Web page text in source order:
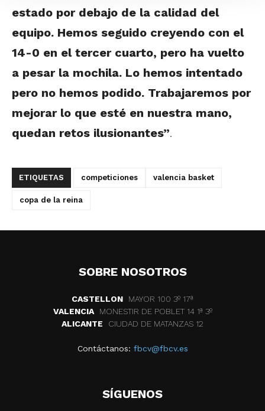
estado por debajo de la calidad del
equipo. Hemos seguido creyendo con el
14-0 en el tercer cuarto, pero ha vuelto
a pesar la mochila. Lo hemos intentado
pero no hemos podido. Trabajaremos por
mejorar lo que esté en nuestra mano,
quedan retos ilusionantes”.
ETIQUETAS competiciones valencia basket
copa de la reina
SOBRE NOSOTROS
CASTELLON
MAYOR 100 3º 17ª
VALENCIA
MONESTIR DE POBLET 14 1ª 3º
ALICANTE
CIUDAD DE MATANZAS 12
Contáctanos: fbcv@fbcv.es
SÍGUENOS